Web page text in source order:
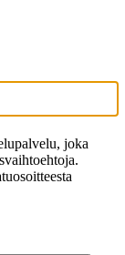
joka